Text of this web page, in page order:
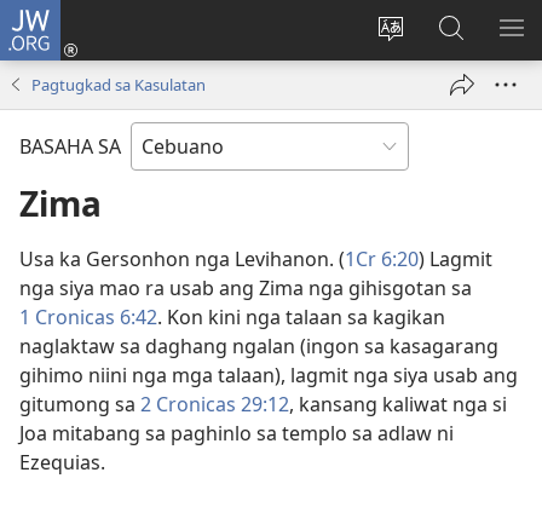
JW.ORG
Ilisi
pinulongan
sa
site
Log
ug
Pangitaa
sa
JW.ORG
Pagtugkad sa Kasulatan
BASAHA SA
Zima
Usa ka Gersonhon nga Levihanon. (1Cr 6:20) Lagmit
nga siya mao ra usab ang Zima nga gihisgotan sa
1 Cronicas 6:42. Kon kini nga talaan sa kagikan
naglaktaw sa daghang ngalan (ingon sa kasagarang
gihimo niini nga mga talaan), lagmit nga siya usab ang
gitumong sa 2 Cronicas 29:​12, kansang kaliwat nga si
Joa mitabang sa paghinlo sa templo sa adlaw ni
Ezequias.